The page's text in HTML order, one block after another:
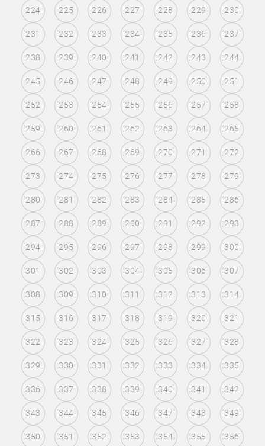
224 225 226 227 228 229 230
231 232 233 234 235 236 237
238 239 240 241 242 243 244
245 246 247 248 249 250 251
252 253 254 255 256 257 258
259 260 261 262 263 264 265
266 267 268 269 270 271 272
273 274 275 276 277 278 279
280 281 282 283 284 285 286
287 288 289 290 291 292 293
294 295 296 297 298 299 300
301 302 303 304 305 306 307
308 309 310 311 312 313 314
315 316 317 318 319 320 321
322 323 324 325 326 327 328
329 330 331 332 333 334 335
336 337 338 339 340 341 342
343 344 345 346 347 348 349
350 351 352 353 354 355 356